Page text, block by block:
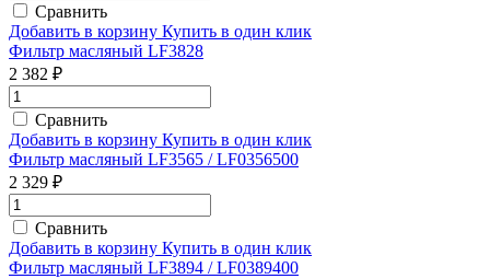
Сравнить
Добавить в корзину Купить в один клик
Фильтр масляный LF3828
2 382 ₽
Сравнить
Добавить в корзину Купить в один клик
Фильтр масляный LF3565 / LF0356500
2 329 ₽
Сравнить
Добавить в корзину Купить в один клик
Фильтр масляный LF3894 / LF0389400